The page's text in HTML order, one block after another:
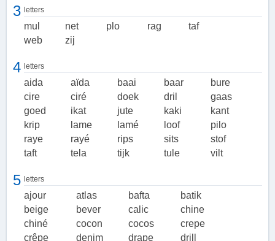
Flanel: een warm en zacht weefsel dat vaak wordt
gebruikt voor pyjama's en beddengoed.
Wol: een isolerend en duurzaam weefsel dat veel wordt
gebruikt voor winterkleding en tapijten.
Toepassingen
Weefsel wordt op grote schaal gebruikt in verschillende
industrieën. In de mode-industrie wordt het gebruikt voor het
maken van kleding, zoals shirts, broeken, jurken en jassen. In
de meubelindustrie wordt weefsel gebruikt voor het bekleden
van banken, stoelen en andere meubelstukken. Daarnaast
wordt weefsel ook gebruikt voor het maken van beddengoed,
Naast het gebruik in de textielindustrie, heeft weefsel ook een
belangrijke rol in de medische wereld. Medisch weefsel wordt
gebruikt voor het maken van verbanden, chirurgische doeken
en andere medische hulpmiddelen.
3 letters
mul net plo rag
taf
web
zij
4 letters
aida aïda baai baar
bure
cire
ciré doek dril
gaas
goed
ikat jute kaki
kant
krip
lame lamé loof
pilo
raye
rayé rips sits
stof
taft
tela tijk tule vilt
5 letters
ajour atlas bafta
batik
beige
bever calic
chine
chiné
cocon cocos
crepe
crêpe
denim drape
drill